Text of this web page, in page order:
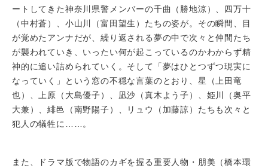
ートしてきた神奈川県警メンバーの千曲（勝地涼）、四万十
（中村蒼）、小山川（富田望生）たちの姿が。その瞬間、目
が覚めたアンナだが、繰り返される夢の中で次々と仲間たち
が襲われていき、いったい何が起こっているのかわからず精
神的に追い詰められていく。そして「夢はひとつずつ現実に
なっていく」という窓の不穏な言葉のとおり、星（上田竜
也）、上原（大島優子）、凪沙（真木よう子）、姫川（奥平
大兼）、緋邑（南野陽子）、リュウ（加藤諒）たちも次々と
犯人の犠牲に……。
また、ドラマ版で物語のカギを握る重要人物・朋美（橋本環